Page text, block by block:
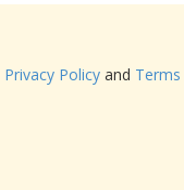
Privacy Policy and